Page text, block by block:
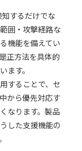
するだけでな
囲・攻撃経路な
機能を備えてい
正方法を具体的
ます。
することで、セ
から優先対応す
なります。製品
した支援機能の